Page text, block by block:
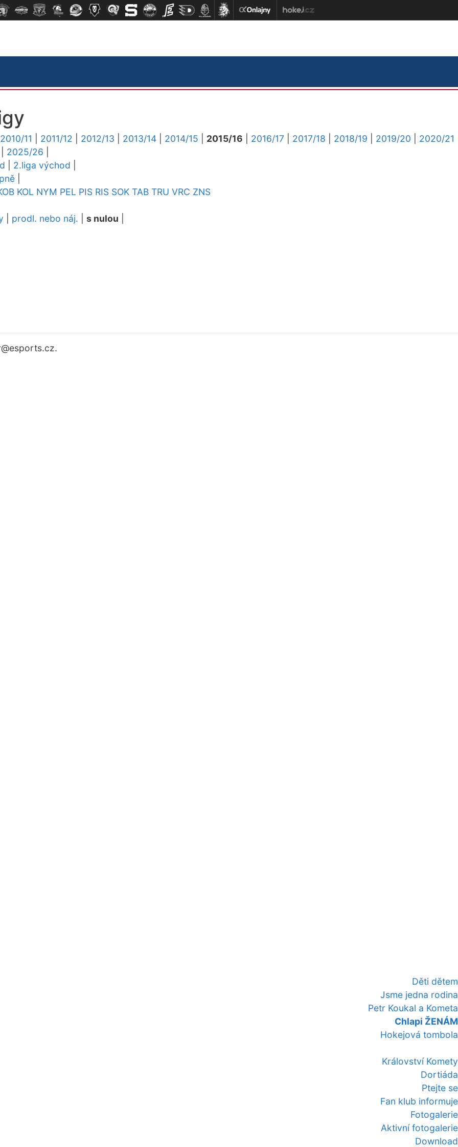
Děti dětem
Jsme jedna rodina
Petr Koukal a Kometa
Chlapi ŽENÁM
Hokejová tombola
Království Komety
Dortiáda
Ptejte se
Fan klub informuje
Fotogalerie
Aktivní fotogalerie
Download
2010/11 2011/12 2012/13 2013/14 2014/15 2015/16 2016/17 2017/18 2018/19 2019/20
2020/21
2025/26
2.liga východ
KOL NYM PEL PIS RIS SOK TAB TRU VRC ZNS
prodl. nebo náj. s nulou
@esports.cz.